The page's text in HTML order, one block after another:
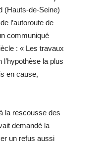
(Hauts-de-Seine)
l’autoroute de
communiqué
: « Les travaux
la plus
en cause,
la rescousse des
demandé la
un refus aussi